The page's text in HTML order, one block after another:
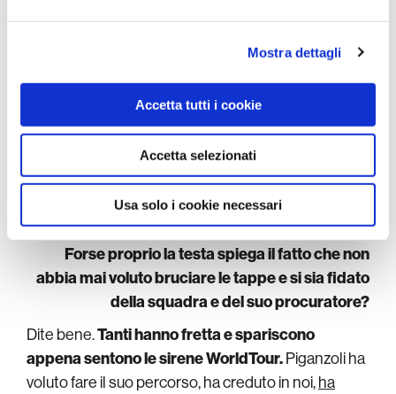
annunci, per fornire funzionalità dei social media e per
analizzare il nostro traffico. Condividiamo inoltre
nostri partner che si occupano di analisi dei dati web,
pubblicità e social media, i quali potrebbero combinarle
con altre informazioni che ha fornito loro o che hanno
raccolto dal suo utilizzo dei loro servizi.
Mostra dettagli
Accetta tutti i cookie
Accetta selezionati
Usa solo i cookie necessari
Si può dire che Davide abbia un grosso motore,
come si dice di chi va forte nei giri?
Ha un grossissimo motore, ovviamente, perché
c’è altra spiegazione quando sei nei primi dieci al
. In più, è spinto da una testa incredibile,
fortissima, e probabilmente questo è il motivo per il
quale progredisce sempre.
Forse proprio la testa spiega il fatto che non
abbia mai voluto bruciare le tappe e si sia fidato
della squadra e del suo procuratore?
Dite bene.Tanti hanno fretta e spariscono
appena sentono le sirene WorldTour.Piganzoli ha
voluto fare il suo percorso, ha creduto in noi,ha